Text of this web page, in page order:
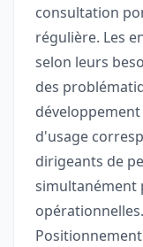
consultation
régulière. Les
selon leurs
des
d'usage
dirigeants de
simultanément
opérationnelles.